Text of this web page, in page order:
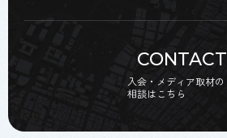
CONTACT
入会・メディア取材の
相談はこちら